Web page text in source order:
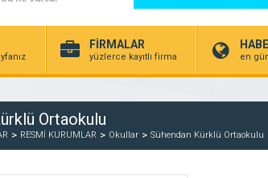
FİRMALAR
yüzlerce kayıtlı firma en
Ortaokulu
RESMİ KURUMLAR Okullar Sühendan Kürklü Ortaokulu